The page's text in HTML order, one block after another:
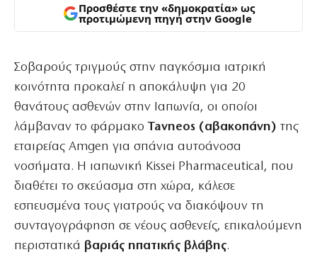
Προσθέστε την «δημοκρατία» ως
προτιμώμενη πηγή στην Google
Σοβαρούς τριγμούς στην παγκόσμια ιατρική
κοινότητα προκαλεί η αποκάλυψη για 20
θανάτους ασθενών στην Ιαπωνία, οι οποίοι
λάμβαναν το φάρμακο Tavneos (αβακοπάνη) της
εταιρείας Amgen για σπάνια αυτοάνοσα
νοσήματα. Η ιαπωνική Kissei Pharmaceutical, που
διαθέτει το σκεύασμα στη χώρα, κάλεσε
εσπευσμένα τους γιατρούς να διακόψουν τη
συνταγογράφηση σε νέους ασθενείς, επικαλούμενη
περιστατικά βαριάς ηπατικής βλάβης.